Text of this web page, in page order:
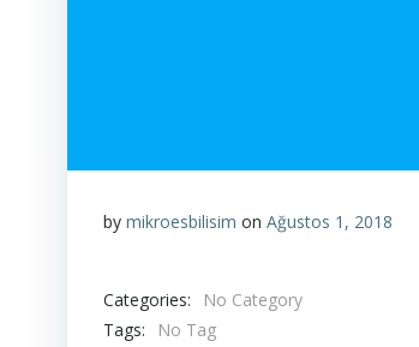
by mikroesbilisim on Ağustos 1, 2018
Categories:
No Category
Tags:
No Tag